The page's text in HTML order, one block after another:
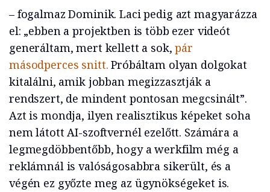
– fogalmaz Dominik. Laci pedig azt magyarázza
el: „ebben a projektben is több ezer videót
generáltam, mert kellett a sok, pár
másodperces snitt. Próbáltam olyan dolgokat
kitalálni, amik jobban megizzasztják a
rendszert, de mindent pontosan megcsinált”.
Azt is mondja, ilyen realisztikus képeket soha
nem látott AI-szoftvernél ezelőtt. Számára a
legmegdöbbentőbb, hogy a werkfilm még a
reklámnál is valóságosabbra sikerült, és a
végén ez győzte meg az ügynökségeket is.